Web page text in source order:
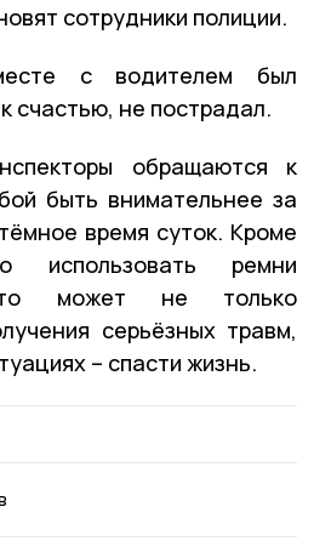
сотрудники полиции.
с водителем был
счастью, не пострадал.
обращаются к
быть внимательнее за
время суток. Кроме
использовать ремни
может не только
серьёзных травм,
– спасти жизнь.